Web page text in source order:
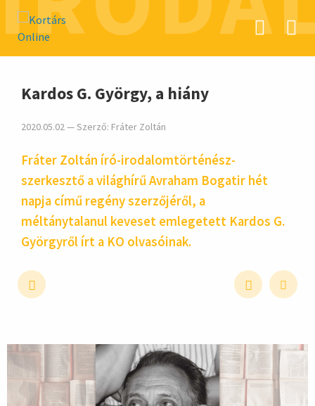
hirdetés
Kardos G. György, a hiány
2020.05.02 — Szerző: Fráter Zoltán
Fráter Zoltán író-irodalomtörténész-
szerkesztő a világhírű Avraham Bogatir hét
napja című regény szerzőjéről, a
méltánytalanul keveset emlegetett Kardos G.
Györgyről írt a KO olvasóinak.
hirdetés